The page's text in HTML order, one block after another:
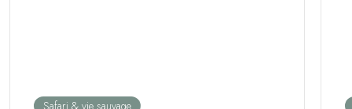
Safari & vie sauvage